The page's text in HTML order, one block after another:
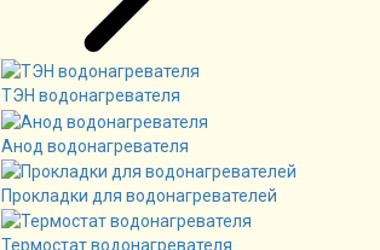
ТЭН водонагревателя
Анод водонагревателя
Прокладки для водонагревателей
Термостат водонагревателя